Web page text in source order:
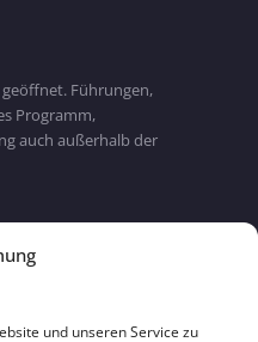
und unseren Service zu
31. Oktober
Führungen,
Programm,
auch außerhalb der